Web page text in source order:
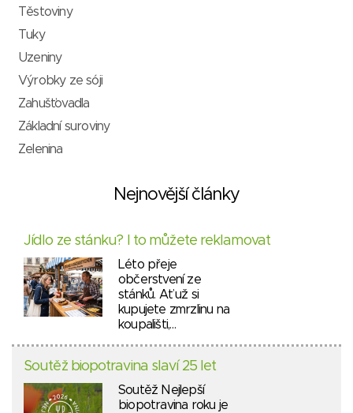
Těstoviny
Tuky
Uzeniny
Výrobky ze sóji
Zahušťovadla
Základní suroviny
Zelenina
Nejnovější články
Jídlo ze stánku? I to můžete reklamovat
Léto přeje
občerstvení ze
stánků. Ať už si
kupujete zmrzlinu na
koupališti,…
Soutěž biopotravina slaví 25 let
Soutěž Nejlepší
biopotravina roku je